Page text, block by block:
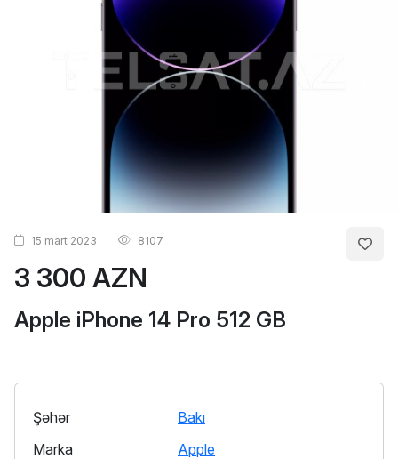
3 300 AZN
Apple iPhone 14 Pro 512 GB
15 mart 2023 8107
Şəhər
Bakı
Marka
Apple